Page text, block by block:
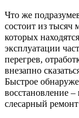
Что же
состоит из тысяч
которых
эксплуатации
перегрев,
внезапно
Быстрое
восстановление
слесарный